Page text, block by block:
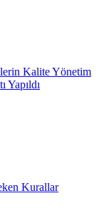
Kalite Yönetim
Yapıldı
Kurallar